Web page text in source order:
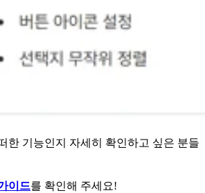
한 기능인지 자세히 확인하고 싶은 분들
이드를 확인해 주세요!